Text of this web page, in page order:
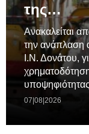
της…
Ανακαλείται
την ανάπλαση
Ι.Ν. Δονάτου,
07|08|2026